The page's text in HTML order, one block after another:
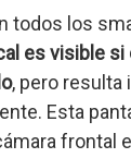
todos los
es visible si
, pero resulta
Esta
frontal